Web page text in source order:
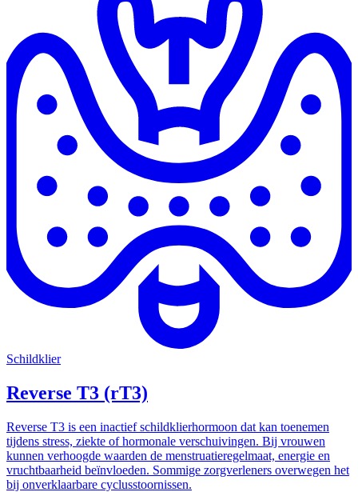
Schildklier
Reverse T3 (rT3)
Reverse T3 is een inactief schildklierhormoon dat kan toenemen
tijdens stress, ziekte of hormonale verschuivingen. Bij vrouwen
kunnen verhoogde waarden de menstruatieregelmaat, energie en
vruchtbaarheid beïnvloeden. Sommige zorgverleners overwegen het
bij onverklaarbare cyclusstoornissen.